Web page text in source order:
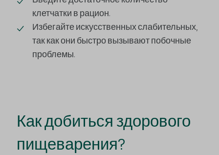
клетчатки в рацион.
Избегайте искусственных слабительных,
так как они быстро вызывают побочные
проблемы.
Как добиться здорового
пищеварения?